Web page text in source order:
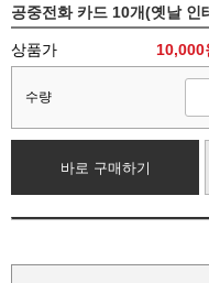
공중전화 카드 10개(옛날 인
상품가 10,000
수량
바로 구매하기